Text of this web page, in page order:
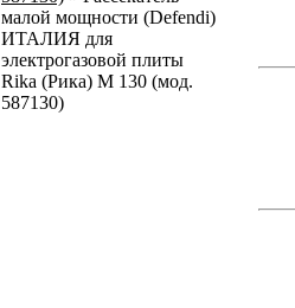
малой мощности (Defendi)
ИТАЛИЯ для
электрогазовой плиты
Rika (Рика) М 130 (мод.
587130)